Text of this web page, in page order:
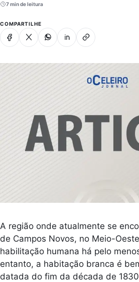
7 min de leitura
COMPARTILHE
Facebook
X WhatsappLinkedinCopiar link
A região onde atualmente se
de Campos Novos, no Meio-
habilitação humana há pelo
entanto, a habitação branca é
datada do fim da década de